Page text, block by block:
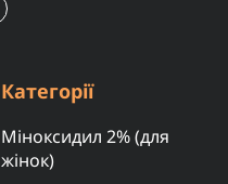
Категорії
Міноксидил 2% (для
жінок)